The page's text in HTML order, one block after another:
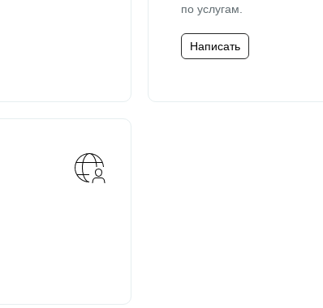
по услугам.
Написать